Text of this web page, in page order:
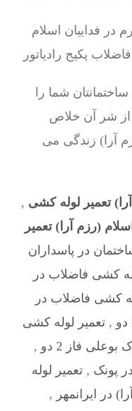
شما را
از شر آن خلاص
آرا) زندگی می
تعمیر لوله کشی ,
(رزم آرا) تعمیر
در پاسداران
کشی فاضلاب در
کشی فاضلاب در
, تعمیر لوله کشی
فاز 2 دو
,
پونک ,تعمیر لوله
در ایرانمهر ,